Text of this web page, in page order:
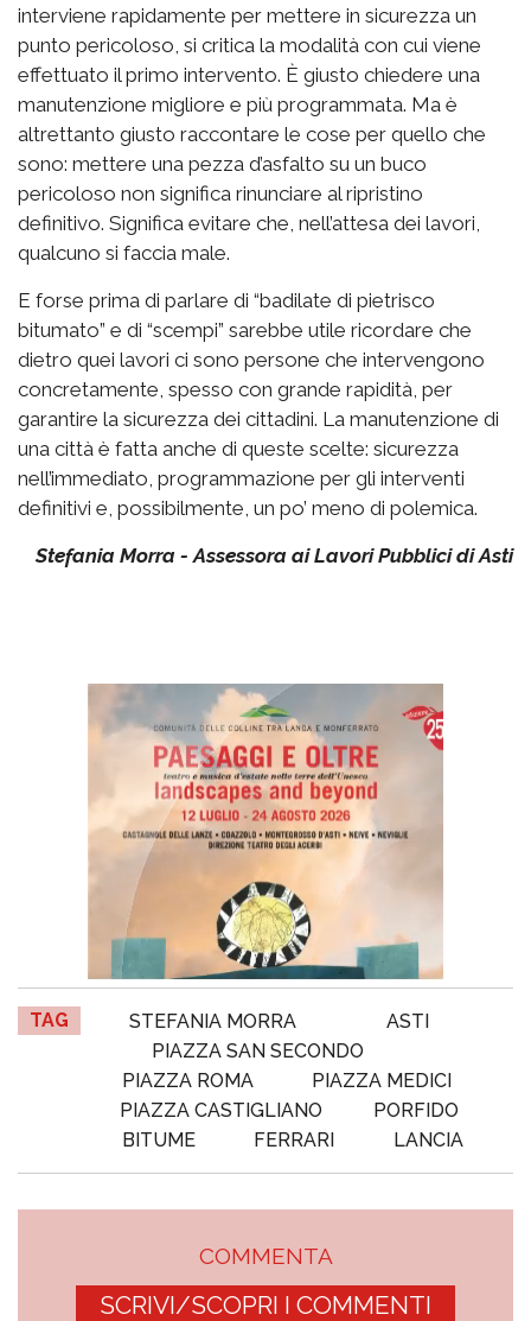
interviene rapidamente per mettere in sicurezza un
punto pericoloso, si critica la modalità con cui viene
effettuato il primo intervento. È giusto chiedere una
manutenzione migliore e più programmata. Ma è
altrettanto giusto raccontare le cose per quello che
sono: mettere una pezza d’asfalto su un buco
pericoloso non significa rinunciare al ripristino
definitivo. Significa evitare che, nell’attesa dei lavori,
qualcuno si faccia male.
E forse prima di parlare di “badilate di pietrisco
bitumato” e di “scempi” sarebbe utile ricordare che
dietro quei lavori ci sono persone che intervengono
concretamente, spesso con grande rapidità, per
garantire la sicurezza dei cittadini. La manutenzione di
una città è fatta anche di queste scelte: sicurezza
nell’immediato, programmazione per gli interventi
definitivi e, possibilmente, un po’ meno di polemica.
Stefania Morra - Assessora ai Lavori Pubblici di Asti
TAG STEFANIA MORRA
ASTI
PIAZZA SAN SECONDO
PIAZZA ROMA
PIAZZA MEDICI
PIAZZA CASTIGLIANO
PORFIDO
BITUME
FERRARI LANCIA
COMMENTA
SCRIVI/SCOPRI I COMMENTI